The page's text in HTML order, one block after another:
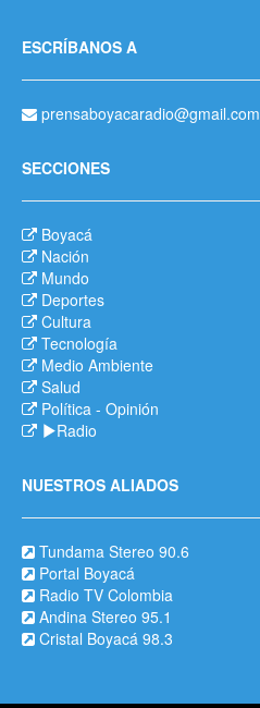
ESCRÍBANOS A
prensaboyacaradio@gmail.com
SECCIONES
Boyacá
Nación
Mundo
Deportes
Cultura
Tecnología
Medio Ambiente
Salud
Política - Opinión
Radio
NUESTROS ALIADOS
Tundama Stereo 90.6
Portal Boyacá
Radio TV Colombia
Andina Stereo 95.1
Cristal Boyacá 98.3